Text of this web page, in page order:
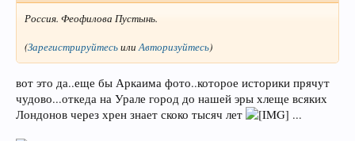
Россия. Феофилова Пустынь.
(ЗарегистрируйтесьилиАвторизуйтесь)
вот это да..еще бы Аркаима фото..которое историки прячут
чудово...откеда на Урале город до нашей эры хлеще всяких
Лондонов через хрен знает скоко тысяч лет
...